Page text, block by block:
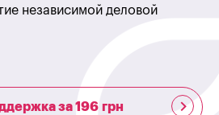
независимой деловой
за 196 грн